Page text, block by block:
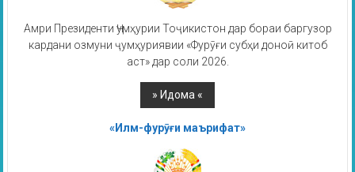
Амри Президенти Ҷумҳурии Тоҷикистон дар бораи баргузор
кардани озмуни ҷумҳуриявии «Фурӯғи субҳи доноӣ китоб
аст» дар соли 2026.
«Илм-фурӯғи маърифат»